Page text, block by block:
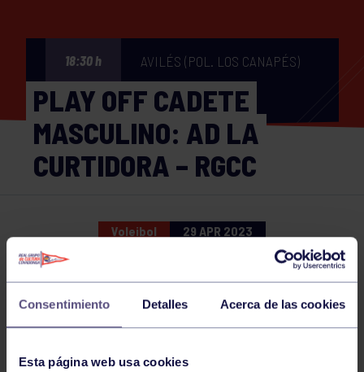
Consentimiento Detalles Acerca de las cookies
Esta página web usa cookies
18:30 h AVILÉS (POL. LOS CANAPÉS)
PLAY OFF CADETE
MASCULINO: AD LA
CURTIDORA – RGCC
Voleibol 29 APR 2023